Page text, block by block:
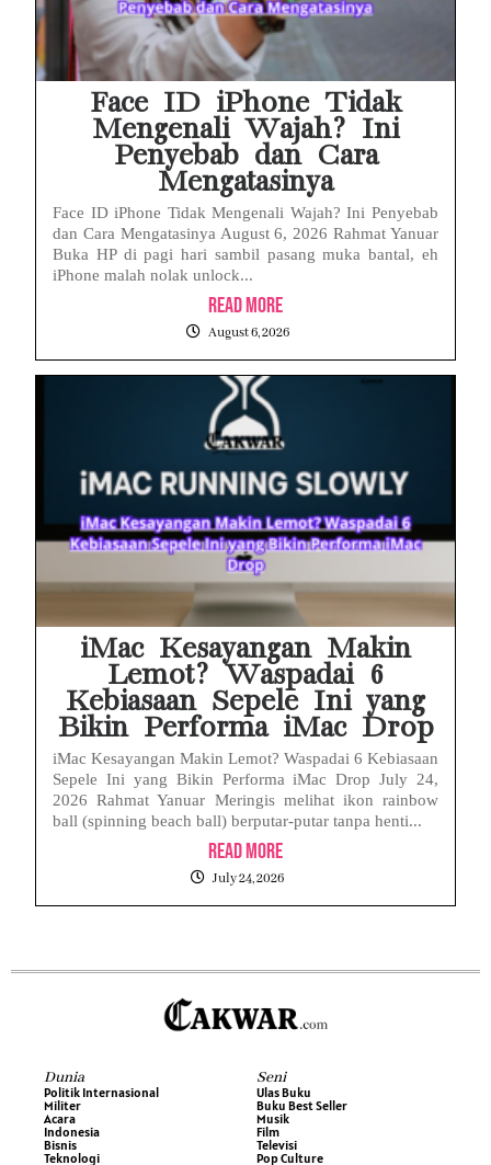
Face ID iPhone Tidak
Mengenali Wajah? Ini
Penyebab dan Cara
Mengatasinya
Face ID iPhone Tidak Mengenali Wajah? Ini Penyebab
dan Cara Mengatasinya August 6, 2026 Rahmat Yanuar
Buka HP di pagi hari sambil pasang muka bantal, eh
iPhone malah nolak unlock...
Read More
August 6, 2026
iMac Kesayangan Makin
Lemot? Waspadai 6
Kebiasaan Sepele Ini yang
Bikin Performa iMac Drop
iMac Kesayangan Makin Lemot? Waspadai 6 Kebiasaan
Sepele Ini yang Bikin Performa iMac Drop July 24,
2026 Rahmat Yanuar Meringis melihat ikon rainbow
ball (spinning beach ball) berputar-putar tanpa henti...
Read More
July 24, 2026
Dunia
Politik Internasional
Militer
Acara
Indonesia
Bisnis
Teknologi
Seni
Ulas Buku
Buku Best Seller
Musik
Film
Televisi
Pop Culture